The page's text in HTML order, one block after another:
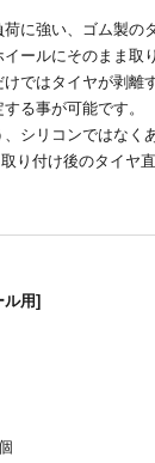
に強い、ゴム製の
ールにそのまま取
ではタイヤが剥離
る事が可能です。
シリコンではなく
り付け後のタイヤ
用]